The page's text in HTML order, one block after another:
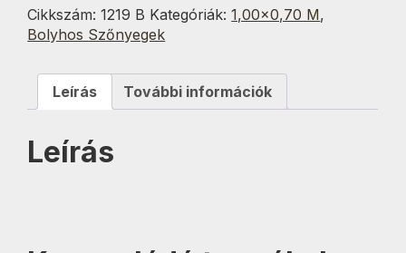
cm
mennyiség
Cikkszám:1219 B Kategóriák:1,00×0,70 M,
Bolyhos Szőnyegek
Leírás További információk
Leírás